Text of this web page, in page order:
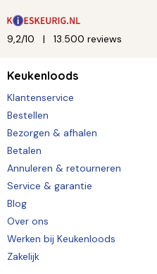
9,2/10 13.500 reviews
Keukenloods
Klantenservice
Bestellen
Bezorgen & afhalen
Betalen
Annuleren & retourneren
Service & garantie
Blog
Over ons
Werken bij Keukenloods
Zakelijk